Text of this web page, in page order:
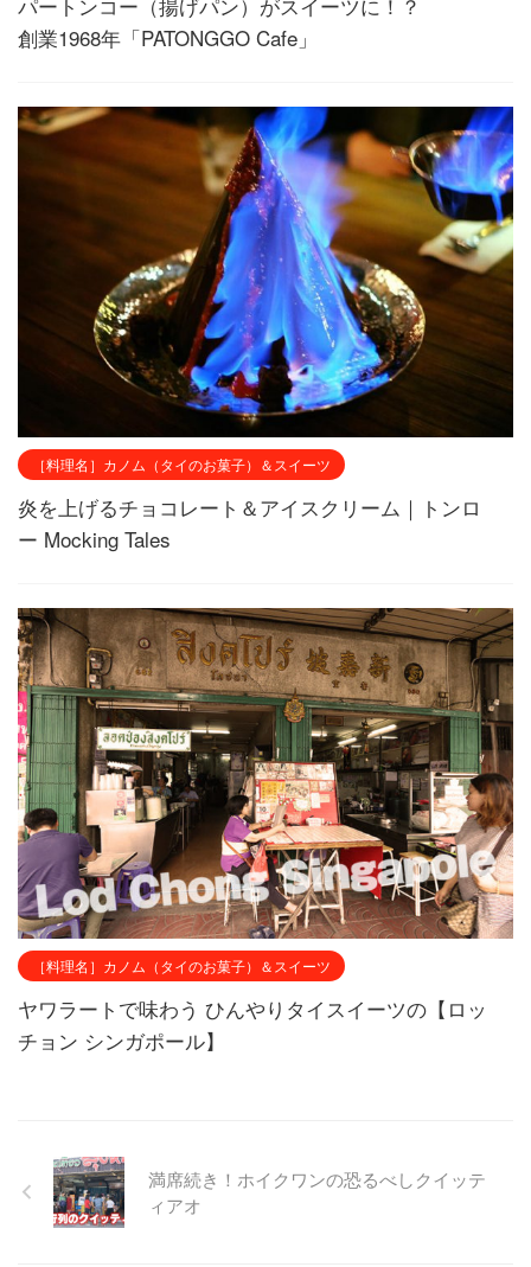
創業1968年「PATONGGO Cafe」
［料理名］カノム（タイのお菓子）＆スイーツ
炎を上げるチョコレート＆アイスクリーム｜トンロ
ー Mocking Tales
［料理名］カノム（タイのお菓子）＆スイーツ
ヤワラートで味わう ひんやりタイスイーツの【ロッ
チョン シンガポール】
満席続き！ホイクワンの恐るべしクイッテ
ィアオ